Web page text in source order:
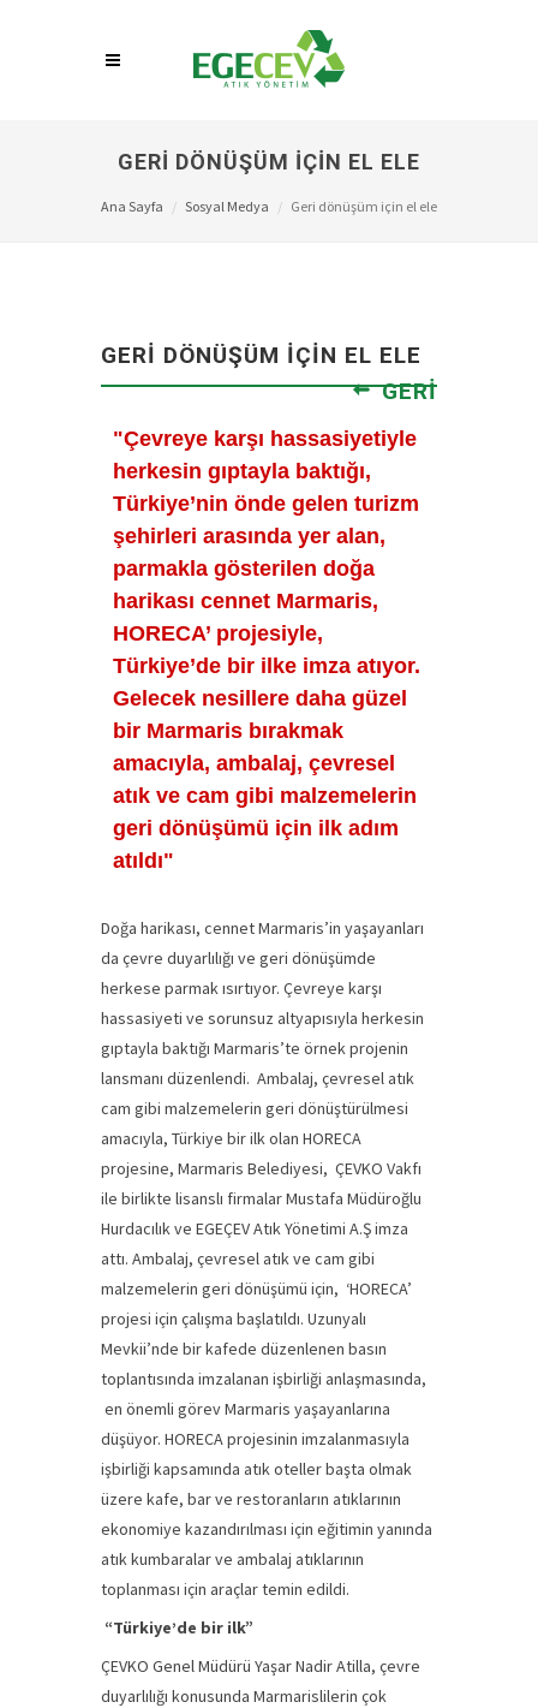
GERI DÖNÜŞÜM IÇIN EL ELE
Ana Sayfa Sosyal Medya Geri dönüşüm için el ele
GERI DÖNÜŞÜM IÇIN EL ELE
GERI
"Çevreye karşı hassasiyetiyle
herkesin gıptayla baktığı,
Türkiye’nin önde gelen turizm
şehirleri arasında yer alan,
parmakla gösterilen doğa
harikası cennet Marmaris,
HORECA’ projesiyle,
Türkiye’de bir ilke imza atıyor.
Gelecek nesillere daha güzel
bir Marmaris bırakmak
amacıyla, ambalaj, çevresel
atık ve cam gibi malzemelerin
geri dönüşümü için ilk adım
atıldı"
Doğa harikası, cennet Marmaris’in yaşayanları
da çevre duyarlılığı ve geri dönüşümde
herkese parmak ısırtıyor. Çevreye karşı
hassasiyeti ve sorunsuz altyapısıyla herkesin
gıptayla baktığı Marmaris’te örnek projenin
lansmanı düzenlendi. Ambalaj, çevresel atık
cam gibi malzemelerin geri dönüştürülmesi
amacıyla, Türkiye bir ilk olan HORECA
projesine, Marmaris Belediyesi, ÇEVKO Vakfı
ile birlikte lisanslı firmalar Mustafa Müdüroğlu
Hurdacılık ve EGEÇEV Atık Yönetimi A.Ş imza
attı. Ambalaj, çevresel atık ve cam gibi
malzemelerin geri dönüşümü için, ‘HORECA’
projesi için çalışma başlatıldı. Uzunyalı
Mevkii’nde bir kafede düzenlenen basın
toplantısında imzalanan işbirliği anlaşmasında,
en önemli görev Marmaris yaşayanlarına
düşüyor. HORECA projesinin imzalanmasıyla
işbirliği kapsamında atık oteller başta olmak
üzere kafe, bar ve restoranların atıklarının
ekonomiye kazandırılması için eğitimin yanında
atık kumbaralar ve ambalaj atıklarının
toplanması için araçlar temin edildi.
“Türkiye’de bir ilk”
ÇEVKO Genel Müdürü Yaşar Nadir Atilla, çevre
duyarlılığı konusunda Marmarislilerin çok